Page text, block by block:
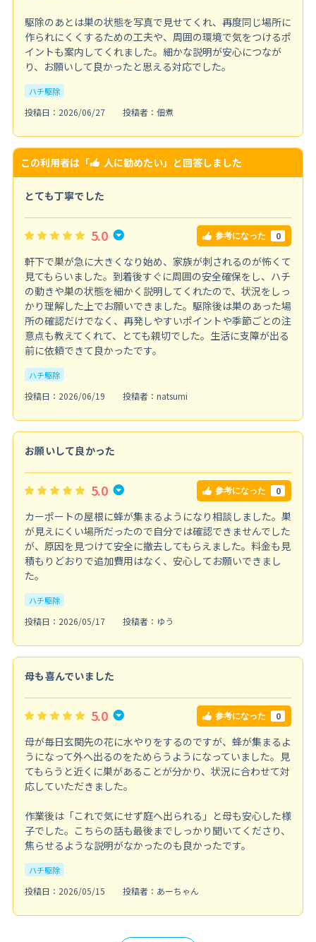
駆除のあとは巣の状態を写真で見せてくれ、再度同じ場所に
作られにくくするための工夫や、周囲の環境で気をつけるポ
イントも案内してくれました。細かな説明が安心につなが
り、お願いして良かったと思える対応でした。
ハチ駆除
投稿日：2026/06/27 投稿者：佃煮
この利用者は「 人に勧めたい」と回答しました
とても丁寧でした
5.0 参考になった 0
軒下で巣が急に大きくなり始め、家族が刺されるのが怖くて
見てもらいました。到着後すぐに周囲の安全確保をし、ハチ
の動きや巣の状態を細かく説明してくれたので、状況をしっ
かり理解した上でお願いできました。駆除後は巣のあった場
所の確認だけでなく、再発しやすいポイントや季節ごとの注
意点も教えてくれて、とても親切でした。生活に支障が出る
前に依頼できて良かったです。
ハチ駆除
投稿日：2026/06/19 投稿者：natsumi
お願いして良かった
5.0 参考になった 0
カーポートの屋根に蜂が集まるようになり相談しました。巣
が見えにくい場所だったので自分では確認できませんでした
が、原因を見つけて安全に撤去してもらえました。料金も見
積もりどおりで追加費用はなく、安心してお願いできまし
た。
ハチ駆除
投稿日：2026/05/17 投稿者：ゆう
母も喜んでいました
5.0 参考になった 0
母が毎日玄関先の花に水やりをするのですが、蜂が集まるよ
うになって外へ出るのをためらうようになっていました。見
てもらうと近くに巣があることが分かり、状況に合わせて対
応していただきました。
作業後は「これで気にせず庭へ出られる」と母も安心した様
子でした。こちらの話も最後までしっかり聞いてくださり、
焦らせるような説明がなかったのも良かったです。
ハチ駆除
投稿日：2026/05/15 投稿者：あーちゃん